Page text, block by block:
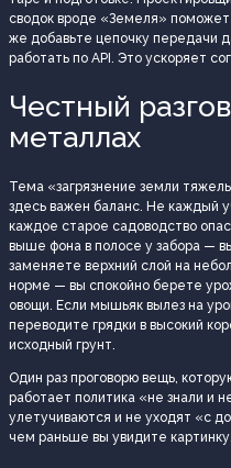
сводок вроде «Земеля»
же добавьте цепочку передачи
работать по API. Это ускоряет
Честный
металлах
Тема «загрязнение земли
здесь важен баланс. Не каждый
каждое старое садоводство
выше фона в полосе у забора —
заменяете верхний слой на
норме — вы спокойно берете
овощи. Если мышьяк вылез на
переводите грядки в высокий
исходный грунт.
Один раз проговорю вещь,
работает политика «не знали и
улетучиваются и не уходят «с
чем раньше вы увидите